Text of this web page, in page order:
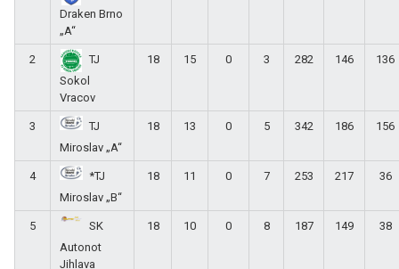
Draken Brno
„A“
2
TJ
Sokol
Vracov
18 15 0 3 282 146 136
3
TJ
Miroslav „A“
18 13 0 5 342 186 156
4
*TJ
Miroslav „B“
18 11 0 7 253 217 36
5
SK
Autonot
Jihlava
18 10 0 8 187 149 38